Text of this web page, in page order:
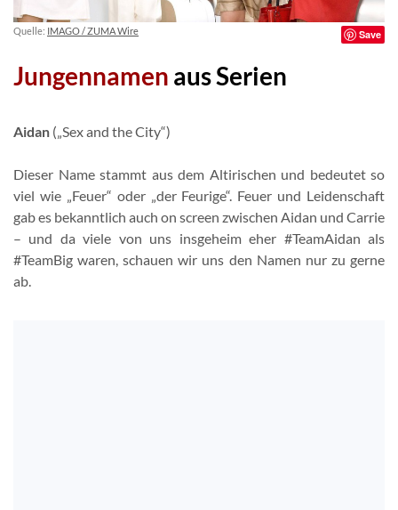
Quelle: IMAGO / ZUMA Wire Save
Jungennamen aus Serien
Aidan („Sex and the City“)
Dieser Name stammt aus dem Altirischen und bedeutet so
viel wie „Feuer“ oder „der Feurige“. Feuer und Leidenschaft
gab es bekanntlich auch on screen zwischen Aidan und Carrie
– und da viele von uns insgeheim eher #TeamAidan als
#TeamBig waren, schauen wir uns den Namen nur zu gerne
ab.